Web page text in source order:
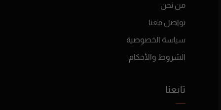
من نحن
تواصل معنا
سياسة الخصوصية
الشروط والأحكام
تابعنا